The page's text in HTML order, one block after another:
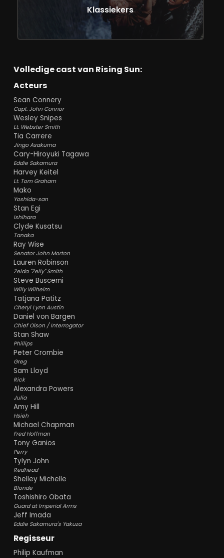
Klassiekers
Volledige cast van Rising Sun:
Acteurs
Sean Connery
Capt. John Connor
Wesley Snipes
Lt. Webster Smith
Tia Carrere
Jingo Asakuma
Cary-Hiroyuki Tagawa
Eddie Sakamura
Harvey Keitel
Lt. Tom Graham
Mako
Yoshida-san
Stan Egi
Ishihara
Clyde Kusatsu
Tanaka
Ray Wise
Senator John Morton
Lauren Robinson
Zelda "Zelly" Smith
Steve Buscemi
Willy Wilhelm
Tatjana Patitz
Cheryl Lynn Austin
Daniel von Bargen
Chief Olson / Interrogator
Stan Shaw
Phillips
Peter Crombie
Greg
Sam Lloyd
Rick
Alexandra Powers
Julia
Amy Hill
Hsieh
Michael Chapman
Fred Hoffman
Tony Ganios
Perry
Tylyn John
Redhead
Shelley Michelle
Blonde
Toshishiro Obata
Guard at Imperial Arms
Jeff Imada
Eddie Sakamura's Yakuza
Regisseur
Philip Kaufman